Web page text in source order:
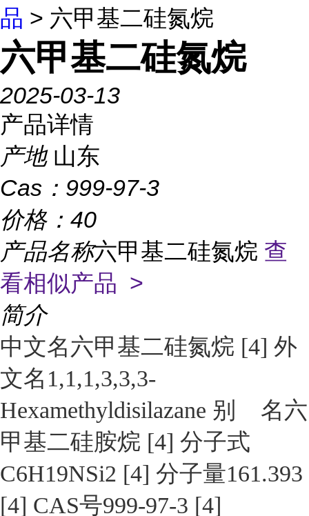
品 > 六甲基二硅氮烷
六甲基二硅氮烷
2025-03-13
产品详情
产地 山东
Cas： 999-97-3
价格： 40
产品名称六甲基二硅氮烷 查
看相似产品 >
简介
中文名六甲基二硅氮烷 [4] 外
文名1,1,1,3,3,3-
Hexamethyldisilazane 别 名六
甲基二硅胺烷 [4] 分子式
C6H19NSi2 [4] 分子量161.393
[4] CAS号999-97-3 [4]